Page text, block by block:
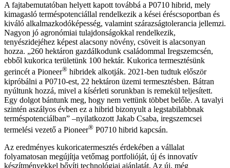
A fajtabemutatóban helyett kapott továbbá a P0710 hibrid, mely
kimagasló terméspotenciállal rendelkezik a kései éréscsoportban és
kiváló alkalmazkodóképesség, valamint szárazságtolerancia jellemzi.
Nagyon jó agronómiai tulajdonságokkal rendelkezik,
tenyészidejéhez képest alacsony növény, csöveit is alacsonyan
hozza. „260 hektáron gazdálkodunk családommal Iregszemcsén,
ebből kukorica területünk 100 hektár. Kukorica termesztésünk
gerincét a Pioneer® hibridek alkotják. 2021-ben tudtuk először
kipróbálni a P0710-est, 22 hektáron üzemi termesztésben. Bátran
nyúltunk hozzá, mivel a kísérleti sorunkban is remekül teljesített.
Egy dolgot bántunk meg, hogy nem vettünk többet belőle. A tavalyi
szintén aszályos évben ez a hibrid bizonyult a legstabilabbnak
terméspotenciálban” –nyilatkozott Jakab Csaba, iregszemcsei
termelési vezető a Pioneer® P0710 hibrid kapcsán.
Az eredményes kukoricatermesztés érdekében a vállalat
folyamatosan megújítja vetőmag portfolióját, új és innovatív
készítményekkel bővíti technológiai ajánlatát. Az új, még